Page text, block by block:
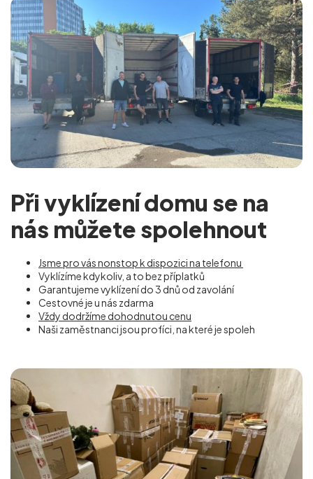
Při vyklízení domu se na
nás můžete spolehnout
Jsme pro vás nonstop k dispozici na telefonu
Vyklízíme kdykoliv, a to bez příplatků
Garantujeme vyklízení do 3 dnů od zavolání
Cestovné je u nás zdarma
Vždy dodržíme dohodnutou cenu
Naši zaměstnanci jsou profíci, na které je spoleh